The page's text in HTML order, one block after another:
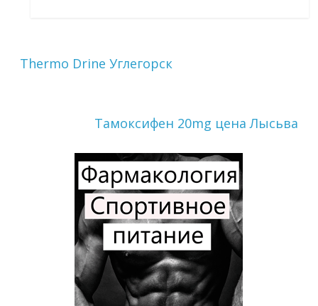
Thermo Drine Углегорск
Тамоксифен 20mg цена Лысьва